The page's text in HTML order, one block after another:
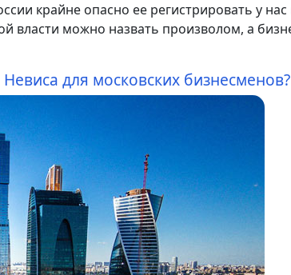
крайне опасно ее регистрировать у нас
власти можно назвать произволом, а
для московских бизнесменов?